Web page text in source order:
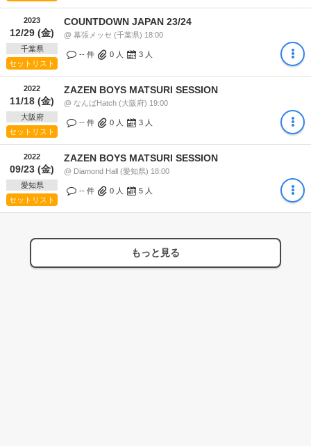
2023
12/29 (金)
千葉県
セットリスト
COUNTDOWN JAPAN 23/24
@ 幕張メッセ (千葉県) 18:00
-- 件 0 人 3 人
2022
11/18 (金)
大阪府
セットリスト
ZAZEN BOYS MATSURI SESSION
@ なんばHatch (大阪府) 19:00
-- 件 0 人 3 人
2022
09/23 (金)
愛知県
セットリスト
ZAZEN BOYS MATSURI SESSION
@ Diamond Hall (愛知県) 18:00
-- 件 0 人 5 人
もっと見る